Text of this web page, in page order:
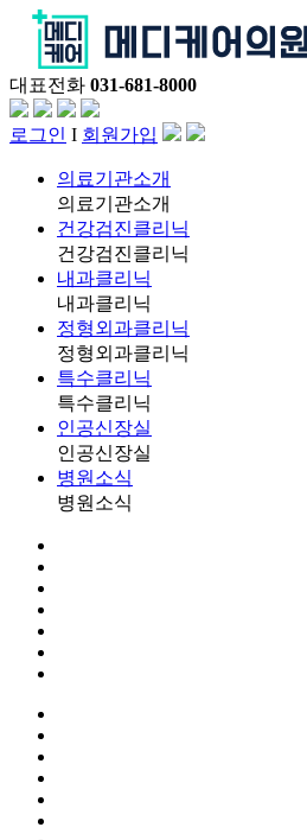
대표전화 031-681-8000
로그인 I 회원가입
의료기관소개
의료기관소개
건강검진클리닉
건강검진클리닉
내과클리닉
내과클리닉
정형외과클리닉
정형외과클리닉
특수클리닉
특수클리닉
인공신장실
인공신장실
병원소식
병원소식